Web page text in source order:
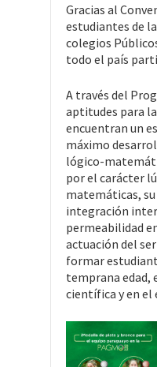
Gracias al
estudiantes de
colegios
todo el país
A través del
aptitudes para
encuentran un
máximo
lógico-
por el carácter
matemáticas,
integración
permeabilidad
actuación del
formar
temprana edad,
científica y en el